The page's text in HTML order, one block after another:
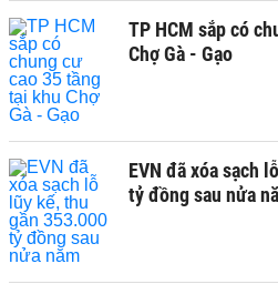
TP HCM sắp có
Chợ Gà - Gạo
EVN đã xóa sạch
tỷ đồng sau nửa